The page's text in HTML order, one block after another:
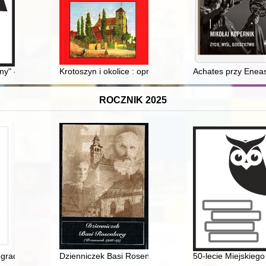
- byli więźniowie UWZ-Lager Zamosc : (nie)zapomniane ofiary
Krotoszyn i okolice : opracowania i materiały
Achates przy
ROCZNIK 2025
Group. Vol. 4,Dzienniczek Basi Rosenberg : (Przeworsk 1938-1939)
50-lecie